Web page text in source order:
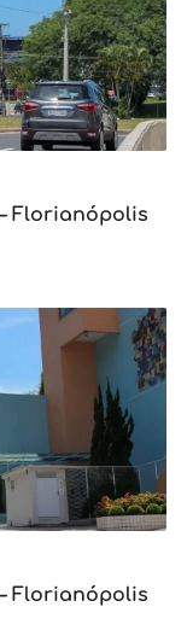
Florianópolis
Florianópolis